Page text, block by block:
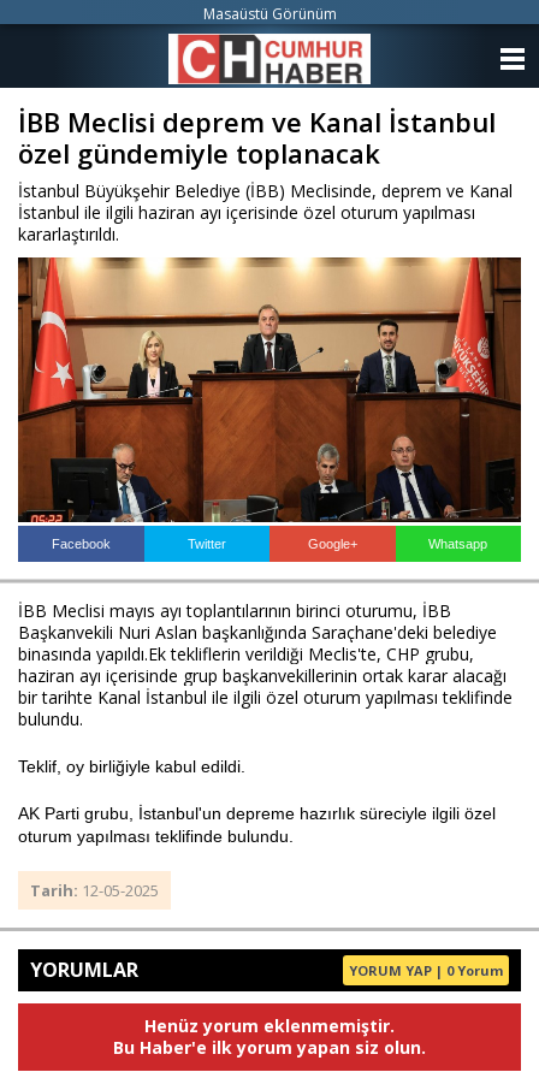
İBB Meclisi deprem ve Kanal İstanbul
özel gündemiyle toplanacak
İstanbul Büyükşehir Belediye (İBB) Meclisinde, deprem ve Kanal
İstanbul ile ilgili haziran ayı içerisinde özel oturum yapılması
kararlaştırıldı.
Facebook Twitter Google+ Whatsapp
İBB Meclisi mayıs ayı toplantılarının birinci oturumu, İBB
Başkanvekili Nuri Aslan başkanlığında Saraçhane'deki belediye
binasında yapıldı.Ek tekliflerin verildiği Meclis'te, CHP grubu,
haziran ayı içerisinde grup başkanvekillerinin ortak karar alacağı
bir tarihte Kanal İstanbul ile ilgili özel oturum yapılması teklifinde
bulundu.
Teklif, oy birliğiyle kabul edildi.
AK Parti grubu, İstanbul'un depreme hazırlık süreciyle ilgili özel
oturum yapılması teklifinde bulundu.
Tarih: 12-05-2025
YORUMLAR YORUM YAP | 0 Yorum
Henüz yorum eklenmemiştir.
Bu Haber'e ilk yorum yapan siz olun.
Masaüstü Görünüm
KATEGORİLER
ANKETLER
FOTO GALERİ
VİDEO GALERİ
KÜNYE
İLETİŞİM
Haberin Doğru Adresi.